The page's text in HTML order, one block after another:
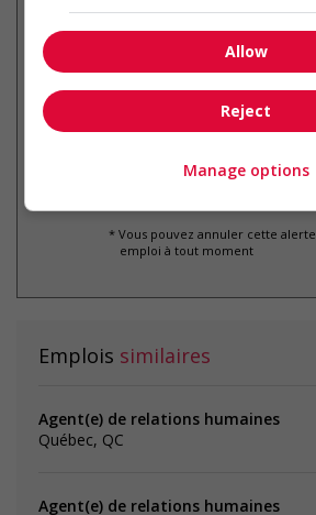
par courriel
* Vous pouvez annuler cette alerte
emploi à tout moment
Emplois similaires
Agent(e) de relations humaines
Québec, QC
Agent(e) de relations humaines
Allow
Reject
Manage options